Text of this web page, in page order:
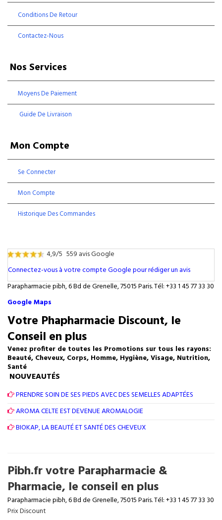
Conditions De Retour
Contactez-Nous
Nos Services
Moyens De Paiement
Guide De Livraison
Mon Compte
Se Connecter
Mon Compte
Historique Des Commandes
4,9/5 559 avis Google
Connectez-vous à votre compte Google pour rédiger un avis
Parapharmacie pibh, 6 Bd de Grenelle, 75015 Paris. Tél: +33 1 45 77 33 30
Google Maps
Votre Phapharmacie Discount, le
Conseil en plus
Venez profiter de toutes les Promotions sur tous les rayons:
Beauté, Cheveux, Corps, Homme, Hygiène, Visage, Nutrition,
Santé
NOUVEAUTÉS
PRENDRE SOIN DE SES PIEDS AVEC DES SEMELLES ADAPTÉES
AROMA CELTE EST DEVENUE AROMALOGIE
BIOKAP, LA BEAUTÉ ET SANTÉ DES CHEVEUX
Pibh.fr votre Parapharmacie &
Pharmacie, le conseil en plus
Parapharmacie pibh, 6 Bd de Grenelle, 75015 Paris. Tél: +33 1 45 77 33 30
Prix Discount